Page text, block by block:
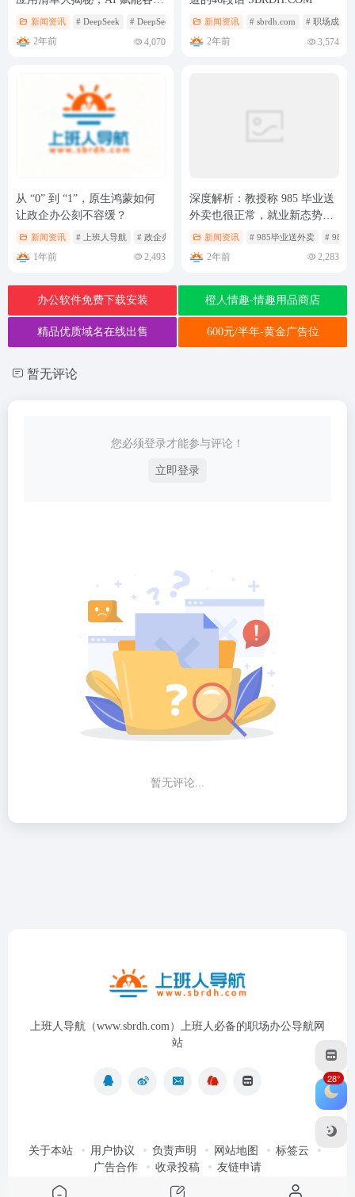
域新变革
新闻资讯 # DeepSeek # DeepSeek应用 # DeepSeek应用清单
2年前 4,070
新闻资讯 # sbrdh.com # 职场成长
2年前 3,574
从 “0” 到 “1”，原生鸿蒙如何
让政企办公刻不容缓？
新闻资讯 # 上班人导航 # 政企办公 # 鸿蒙
1年前 2,493
深度解析：教授称 985 毕业送
外卖也很正常，就业新态势引
发的思考与讨论
新闻资讯 # 985毕业送外卖 # 985
2年前 2,283
办公软件免费下载安装 橙人情趣-情趣用品商店
精品优质域名在线出售 600元/半年-黄金广告位
暂无评论
您必须登录才能参与评论！
立即登录
暂无评论...
上班人导航（www.sbrdh.com）上班人必备的职场办公导航网
站
关于本站 用户协议 负责声明 网站地图
标签云
广告合作
收录投稿 友链申请
28°